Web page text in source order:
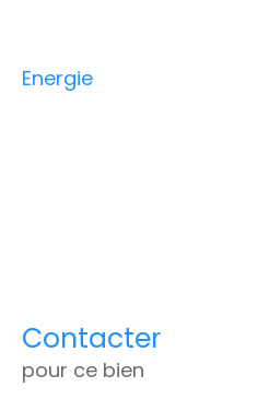
Energie
Contacter
pour ce bien